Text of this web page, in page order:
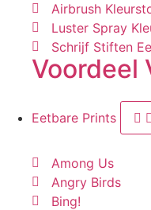
Airbrush
Luster Spray
Schrijf Stiften
Voordeel
Eetbare Prints
Among Us
Angry Birds
Bing!